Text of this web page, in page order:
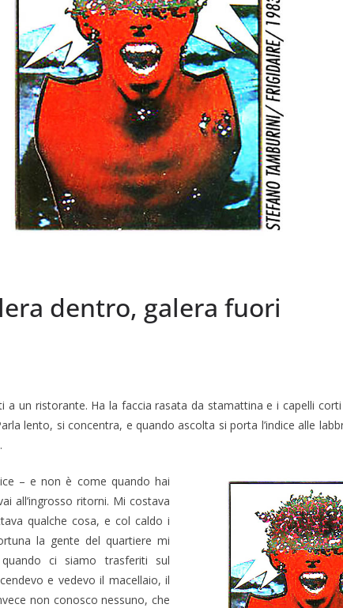
dentro, galera fuori
a un ristorante. Ha la faccia rasata da stamattina e i capelli
lento, si concentra, e quando ascolta si porta l’indice alle
– e non è come quando hai
all’ingrosso ritorni. Mi costava
qualche cosa, e col caldo i
la gente del quartiere mi
ci siamo trasferiti sul
e vedevo il macellaio, il
non conosco nessuno, che